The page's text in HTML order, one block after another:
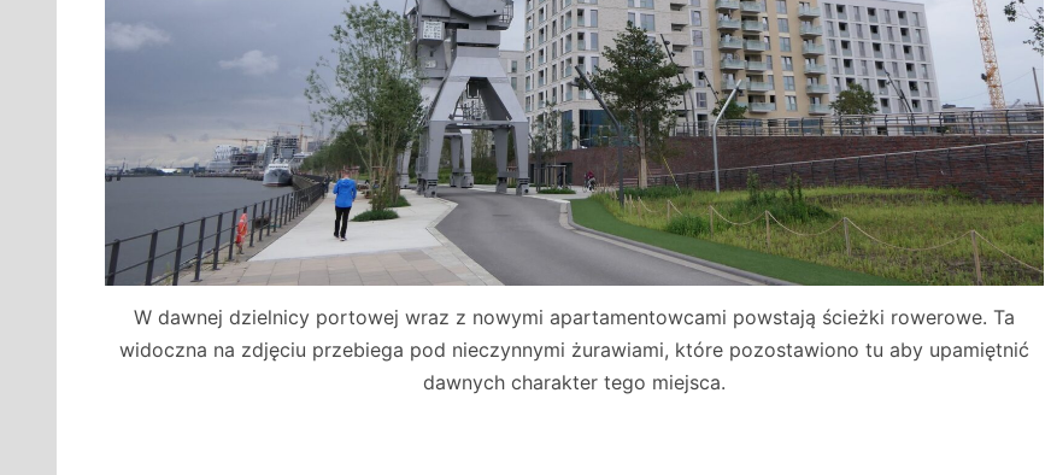
W dawnej dzielnicy portowej wraz z nowymi apartamentowcami powstają ścieżki rowerowe. Ta
widoczna na zdjęciu przebiega pod nieczynnymi żurawiami, które pozostawiono tu aby upamiętnić
dawnych charakter tego miejsca.